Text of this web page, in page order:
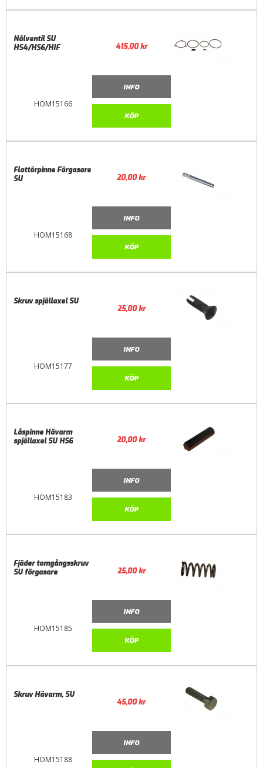
HOM15166
Nålventil SU
HS4/HS6/HIF
415,00kr
INFO
KÖP
HOM15168
Flottörpinne Förgasare
SU
20,00kr
INFO
KÖP
HOM15177
Skruv spjällaxel SU
25,00kr
INFO
KÖP
HOM15183
Låspinne Hävarm
spjällaxel SU HS6
20,00kr
INFO
KÖP
HOM15185
Fjäder tomgångsskruv
SU förgasare
25,00kr
INFO
KÖP
HOM15188
Skruv Hävarm, SU
45,00kr
INFO